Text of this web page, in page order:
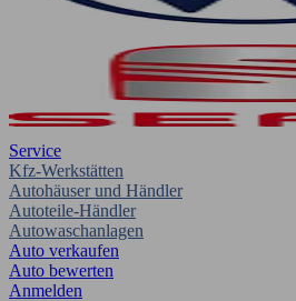
Service
Kfz-Werkstätten
Autohäuser und Händler
Autoteile-Händler
Autowaschanlagen
Auto verkaufen
Auto bewerten
Anmelden